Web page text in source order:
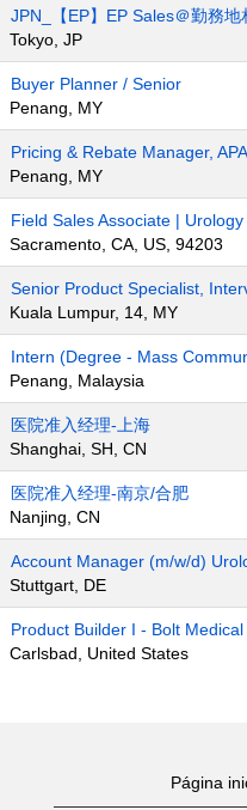
JPN_【EP】EP Sales＠勤務地
Tokyo, JP
Buyer Planner / Senior
Penang, MY
Pricing & Rebate Manager,
Penang, MY
Field Sales Associate |
Sacramento, CA, US, 94203
Senior Product Specialist,
Kuala Lumpur, 14, MY
Intern (Degree - Mass
Penang, Malaysia
医院准入经理-上海
Shanghai, SH, CN
医院准入经理-南京/合肥
Nanjing, CN
Account Manager (m/w/d)
Stuttgart, DE
Product Builder I - Bolt Medical
Carlsbad, United States
Página